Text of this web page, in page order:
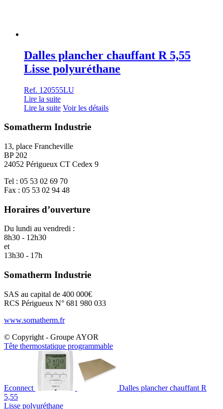
Dalles plancher chauffant R 5,55
Lisse polyuréthane
Ref. 120555LU
Lire la suite
Lire la suite Voir les détails
Somatherm Industrie
13, place Francheville
BP 202
24052 Périgueux CT Cedex 9
Tel : 05 53 02 69 70
Fax : 05 53 02 94 48
Horaires d’ouverture
Du lundi au vendredi :
8h30 - 12h30
et
13h30 - 17h
Somatherm Industrie
SAS au capital de 400 000€
RCS Périgueux N° 681 980 033
www.somatherm.fr
© Copyright - Groupe AYOR
Tête thermostatique programmable
Econnect
Dalles plancher chauffant R
5,55
Lisse polyuréthane